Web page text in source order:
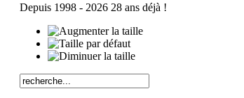
Depuis 1998 - 2026 28 ans déjà !